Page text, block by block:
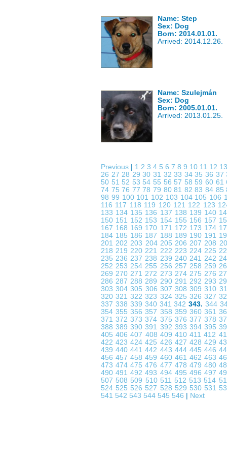
Name: Step
Sex: Dog
Born: 2014.01.01.
Arrived: 2014.12.26.
Name: Szulejmán
Sex: Dog
Born: 2005.01.01.
Arrived: 2013.01.25.
Previous 1 2 3 4 5 6 7 8 9 10 11 12
26 2728 293031 3233 343536 37
50 51 52 53 54 55 56 57 58 5960 61
74 7576 777879 8081 828384 85
98 99 100 101 102 103 104 105 106
116 117 118 119 120 121 122 123
133 134 135 136 137 138 139 140
150 151 152 153 154 155 156 157
167 168 169 170 171 172 173 174
184 185 186 187 188 189 190 191
201202203 204 205 206207208
218219220221 222 223 224 225
235236237238 239 240 241 242
252253254255 256 257 258 259
269270271272 273 274 275 276
286287288289 290 291 292 293
303304305 306 307 308309310
320321322323 324 325 326 327
337 338 339 340 341342343. 344
354355356357 358 359 360 361
371372373374 375 376 377 378
388389390391 392 393 394 395
405406407 408 409 410411412
422423424425 426 427 428 429
439440441442 443 444 445 446
456457458459 460 461 462 463
473474475476 477 478 479 480
490491492493 494 495 496 497
507 508 509 510 511 512 513 514
524 525 526 527 528 529 530 531
541 542 543 544 545 546 Next